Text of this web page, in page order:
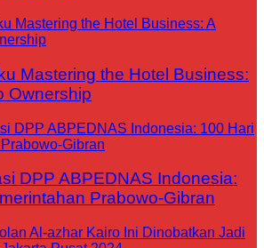
Mastering the Hotel Business:
Ownership
DPP ABPEDNAS Indonesia:
Prabowo-Gibran